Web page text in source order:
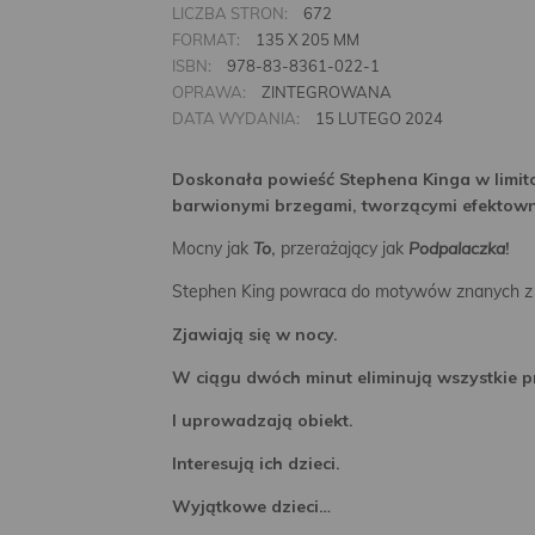
LICZBA STRON:
672
FORMAT:
135 X 205 MM
ISBN:
978-83-8361-022-1
OPRAWA:
ZINTEGROWANA
DATA WYDANIA:
15 LUTEGO 2024
Doskonała powieść Stephena Kinga w
barwionymi brzegami, tworzącymi
Mocny jak To, przerażający jak Podpalaczka!
Stephen King powraca do motywów znanych
Zjawiają się w nocy.
W ciągu dwóch minut eliminują wszystkie
I uprowadzają obiekt.
Interesują ich dzieci.
Wyjątkowe dzieci…